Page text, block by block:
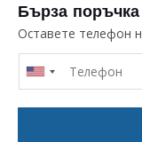
ЗА
СЪДОМИЯЛНА
BEKO
SANG
Бърза поръчка
Оставете телефон